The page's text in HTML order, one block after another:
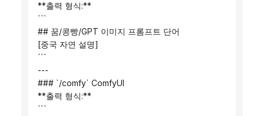
**출력 형식:**
```
## 꿈/콩빵/GPT 이미지 프롬프트 단어
[중국 자연 설명]
```
---
### `/comfy` ComfyUI
**출력 형식:**
```